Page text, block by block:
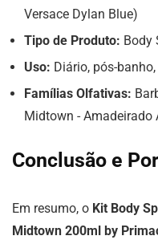
Versace Dylan Blue)
Tipo de Produto: Body
Uso: Diário, pós-
Famílias Olfativas:
Midtown - Amadeirado
Conclusão e
Em resumo, o Kit Body
Midtown 200ml by